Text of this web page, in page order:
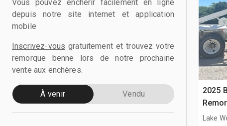
Vous pouvez enchérir facilement en ligne
depuis notre site internet et application
mobile
Inscrivez-vous gratuitement et trouvez votre
remorque benne lors de notre prochaine
vente aux enchères.
À venir Vendu
2025
Lake